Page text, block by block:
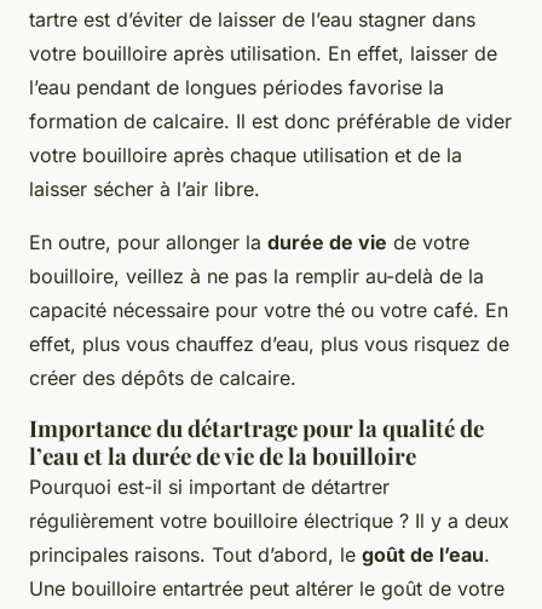
tartre est d’éviter de laisser de l’eau stagner dans
votre bouilloire après utilisation. En effet, laisser de
l’eau pendant de longues périodes favorise la
formation de calcaire. Il est donc préférable de vider
votre bouilloire après chaque utilisation et de la
laisser sécher à l’air libre.
En outre, pour allonger la durée de vie de votre
bouilloire, veillez à ne pas la remplir au-delà de la
capacité nécessaire pour votre thé ou votre café. En
effet, plus vous chauffez d’eau, plus vous risquez de
créer des dépôts de calcaire.
Importance du détartrage pour la qualité de
l’eau et la durée de vie de la bouilloire
Pourquoi est-il si important de détartrer
régulièrement votre bouilloire électrique ? Il y a deux
principales raisons. Tout d’abord, le goût de l’eau.
Une bouilloire entartrée peut altérer le goût de votre